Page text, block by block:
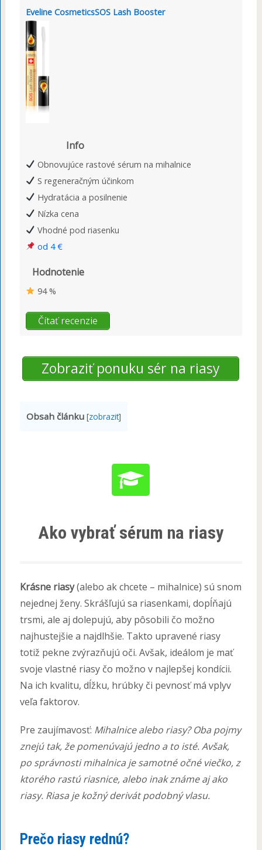
Eveline CosmeticsSOS Lash Booster
Info
Obnovujúce rastové sérum na mihalnice
S regeneračným účinkom
Hydratácia a posilnenie
Nízka cena
Vhodné pod riasenku
od 4 €
Hodnotenie
94 %
Čítať recenzie
Zobraziť ponuku sér na riasy
Obsah článku [zobrazit]
Ako vybrať sérum na riasy
Krásne riasy(alebo ak chcete – mihalnice) sú snom
nejednej ženy. Skrášľujú sa riasenkami, dopĺňajú
trsmi, ale aj dolepujú, aby pôsobili čo možno
najhustejšie a najdlhšie. Takto upravené riasy
totiž pekne zvýrazňujú oči. Avšak, ideálom je mať
svoje vlastné riasy čo možno v najlepšej kondícii.
Na ich kvalitu, dĺžku, hrúbky či pevnosť má vplyv
veľa faktorov.
Pre zaujímavosť: Mihalnice alebo riasy? Oba pojmy
znejú tak, že pomenúvajú jedno a to isté. Avšak,
po správnosti mihalnica je samotné očné viečko, z
ktorého rastú riasnice, alebo inak známe aj ako
riasy. Riasa je kožný derivát podobný vlasu.
Prečo riasy rednú?